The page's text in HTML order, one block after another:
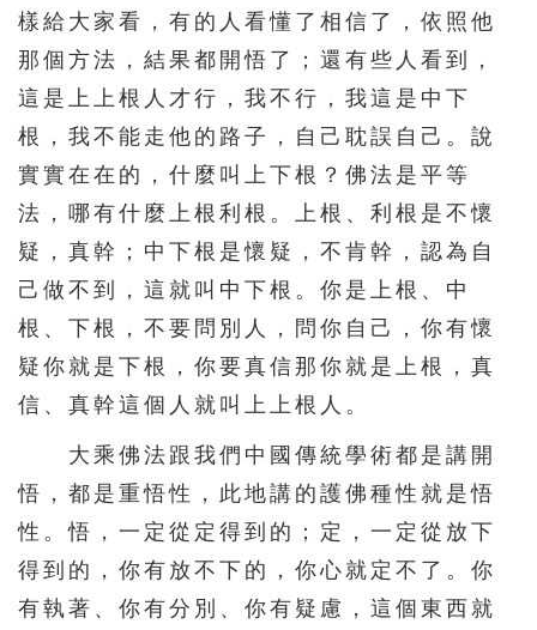
樣給大家看，有的人看懂了相信了，依照他
那個方法，結果都開悟了；還有些人看到，
這是上上根人才行，我不行，我這是中下
根，我不能走他的路子，自己耽誤自己。說
實實在在的，什麼叫上下根？佛法是平等
法，哪有什麼上根利根。上根、利根是不懷
疑，真幹；中下根是懷疑，不肯幹，認為自
己做不到，這就叫中下根。你是上根、中
根、下根，不要問別人，問你自己，你有懷
疑你就是下根，你要真信那你就是上根，真
信、真幹這個人就叫上上根人。
大乘佛法跟我們中國傳統學術都是講開
悟，都是重悟性，此地講的護佛種性就是悟
性。悟，一定從定得到的；定，一定從放下
得到的，你有放不下的，你心就定不了。你
有執著、你有分別、你有疑慮，這個東西就